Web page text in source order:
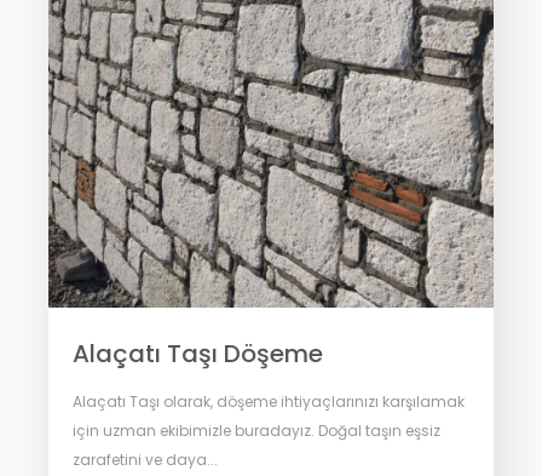
Alaçatı Taşı Döşeme
Alaçatı Taşı olarak, döşeme ihtiyaçlarınızı karşılamak
için uzman ekibimizle buradayız. Doğal taşın eşsiz
zarafetini ve daya...